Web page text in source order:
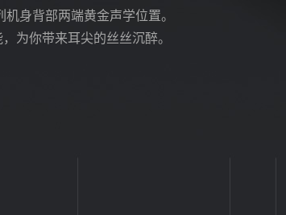
身背部两端黄金声学位置。
为你带来耳尖的丝丝沉醉。